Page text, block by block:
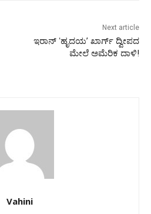
Next article
ಇರಾನ್‌ ʻಹೃದಯʼ ಖಾರ್ಗ್‌ ದ್ವೀಪದ
ಮೇಲೆ ಅಮೆರಿಕ ದಾಳಿ!
Vahini